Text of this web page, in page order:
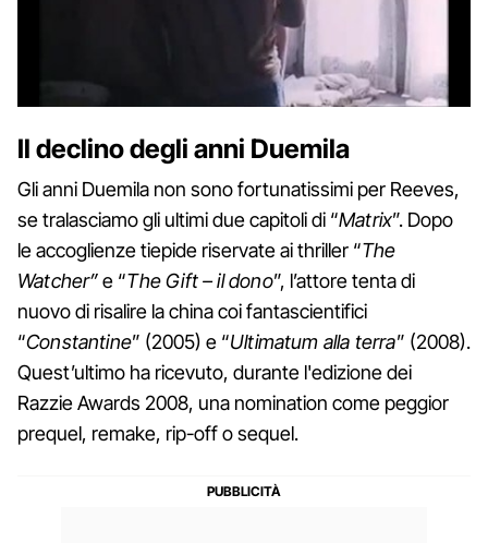
Il declino degli anni Duemila
Gli anni Duemila non sono fortunatissimi per Reeves,
se tralasciamo gli ultimi due capitoli di “Matrix”. Dopo
le accoglienze tiepide riservate ai thriller “The
Watcher”e “The Gift – il dono”, l’attore tenta di
nuovo di risalire la china coi fantascientifici
“Constantine” (2005) e “Ultimatum alla terra” (2008).
Quest’ultimo ha ricevuto, durante l'edizione dei
Razzie Awards 2008, una nomination come peggior
prequel, remake, rip-off o sequel.